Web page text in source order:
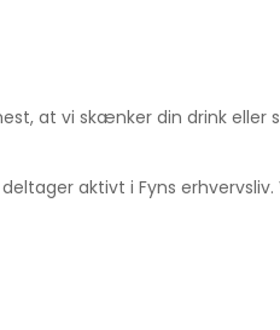
at vi skænker din drink
aktivt i Fyns